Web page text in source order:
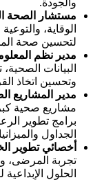
مستشار الصحة
الوقاية،
لتحسين صحة
مدير نظم
البيانات
وتحسين اتخاذ
مدير المشاريع
مشاريع صحية
برامج تطوير
الجداول
أخصائي تطوير
تجربة المرضى،
الحلول